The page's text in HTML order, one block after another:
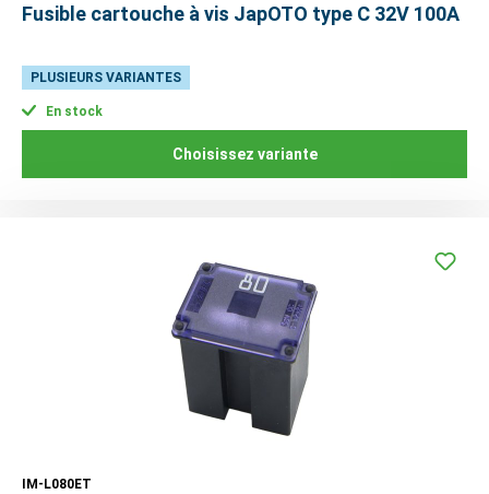
Fusible cartouche à vis JapOTO type C 32V 100A
PLUSIEURS VARIANTES
En stock
Choisissez variante
IM-L080ET